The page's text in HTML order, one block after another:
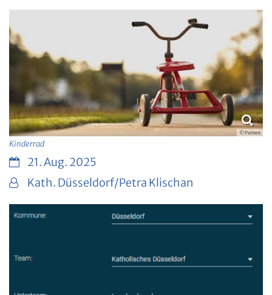
© PxHere
Kinderrad
Datum:21. Aug. 2025
Von:Kath. Düsseldorf/Petra Klischan